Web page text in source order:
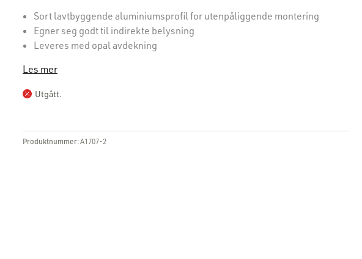
Sort lavtbyggende aluminiumsprofil for utenpåliggende montering
Egner seg godt til indirekte belysning
Leveres med opal avdekning
Les mer
Utgått.
Produktnummer:A1707-2